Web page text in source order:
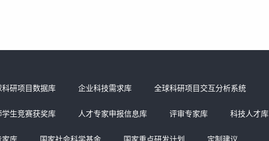
科研项目数据库 企业科技需求库 全球科研项目交互分析系统
学生竞赛获奖库 人才专家申报信息库 评审专家库 科技人才库
家库 国家社会科学基金 国家重点研发计划 定制建议